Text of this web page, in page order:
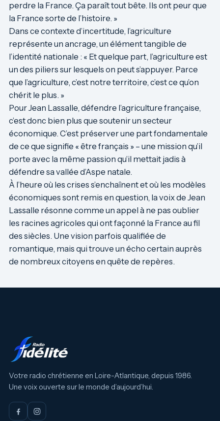
perdre la France. Ça paraît tout bête. Ils ont peur que
la France sorte de l’histoire. »
Dans ce contexte d’incertitude, l’agriculture
représente un ancrage, un élément tangible de
l’identité nationale : « Et quelque part, l’agriculture est
un des piliers sur lesquels on peut s’appuyer. Parce
que l’agriculture, c’est notre territoire, c’est ce qu’on
chérit le plus. »
Pour Jean Lassalle, défendre l’agriculture française,
c’est donc bien plus que soutenir un secteur
économique. C’est préserver une part fondamentale
de ce que signifie « être français » – une mission qu’il
porte avec la même passion qu’il mettait jadis à
défendre sa vallée d’Aspe natale.
À l’heure où les crises s’enchaînent et où les modèles
économiques sont remis en question, la voix de Jean
Lassalle résonne comme un appel à ne pas oublier
les racines agricoles qui ont façonné la France au fil
des siècles. Une vision parfois qualifiée de
romantique, mais qui trouve un écho certain auprès
de nombreux citoyens en quête de repères.
Votre radio chrétienne en Loire-Atlantique, depuis 1986.
Une voix ouverte sur le monde d’aujourd’hui.